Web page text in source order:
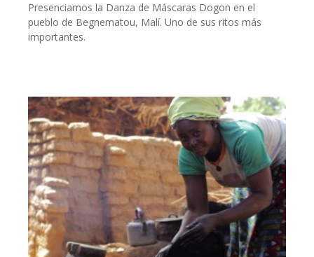
Presenciamos la Danza de Máscaras Dogon en el
pueblo de Begnematou, Malí. Uno de sus ritos más
importantes.